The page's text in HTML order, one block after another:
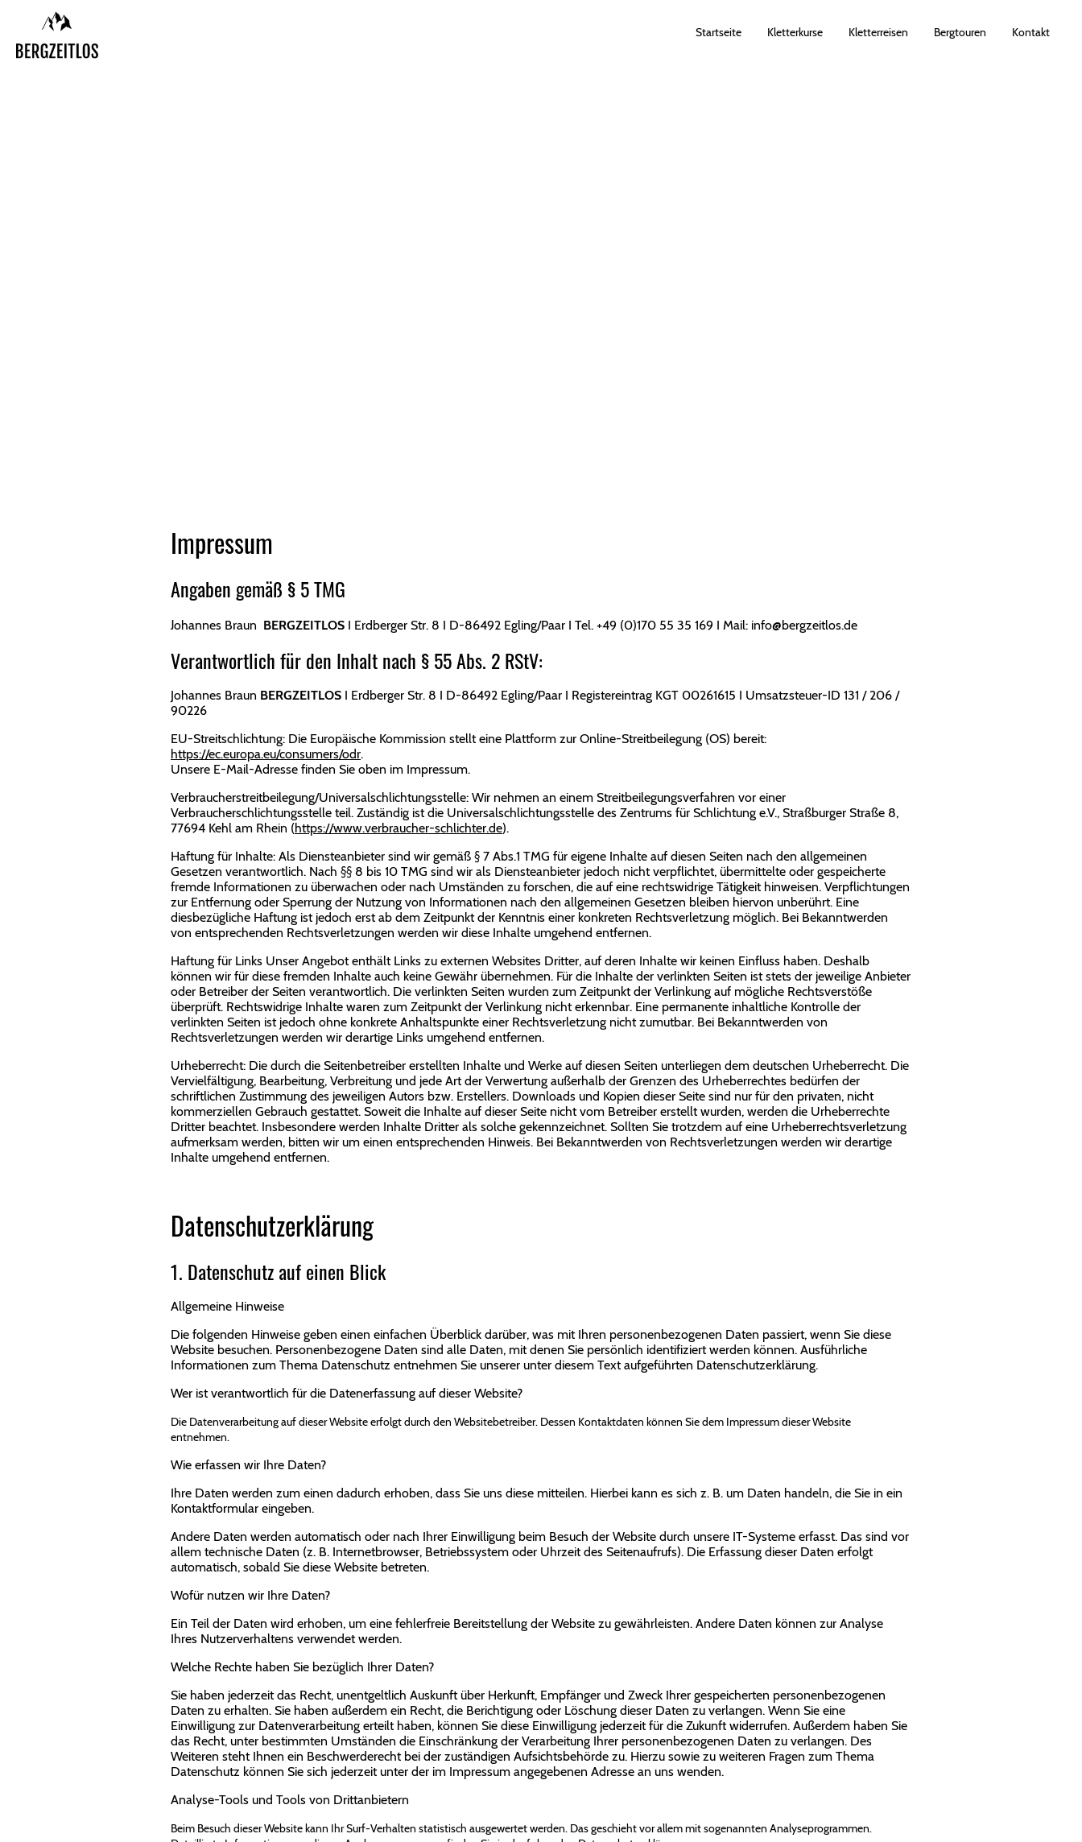
Startseite Kletterkurse Kletterreisen Bergtouren Kontakt
Impressum
Angaben gemäß § 5 TMG
Johannes Braun BERGZEITLOS I Erdberger Str. 8 I D-86492 Egling/Paar I Tel. +49 (0)170 55 35 169 I Mail: info@bergzeitlos.de
Verantwortlich für den Inhalt nach § 55 Abs. 2 RStV:
Johannes Braun BERGZEITLOS I Erdberger Str. 8 I D-86492 Egling/Paar I Registereintrag KGT 00261615 I Umsatzsteuer-ID 131 / 206 /
90226
EU-Streitschlichtung: Die Europäische Kommission stellt eine Plattform zur Online-Streitbeilegung (OS) bereit:
https://ec.europa.eu/consumers/odr.
Unsere E-Mail-Adresse finden Sie oben im Impressum.
Verbraucher­streit­beilegung/Universal­schlichtungs­stelle: Wir nehmen an einem Streitbeilegungsverfahren vor einer
Verbraucherschlichtungsstelle teil. Zuständig ist die Universalschlichtungsstelle des Zentrums für Schlichtung e.V., Straßburger Straße 8,
77694 Kehl am Rhein (https://www.verbraucher-schlichter.de).
Haftung für Inhalte: Als Diensteanbieter sind wir gemäß § 7 Abs.1 TMG für eigene Inhalte auf diesen Seiten nach den allgemeinen
Gesetzen verantwortlich. Nach §§ 8 bis 10 TMG sind wir als Diensteanbieter jedoch nicht verpflichtet, übermittelte oder gespeicherte
fremde Informationen zu überwachen oder nach Umständen zu forschen, die auf eine rechtswidrige Tätigkeit hinweisen. Verpflichtungen
zur Entfernung oder Sperrung der Nutzung von Informationen nach den allgemeinen Gesetzen bleiben hiervon unberührt. Eine
diesbezügliche Haftung ist jedoch erst ab dem Zeitpunkt der Kenntnis einer konkreten Rechtsverletzung möglich. Bei Bekanntwerden
von entsprechenden Rechtsverletzungen werden wir diese Inhalte umgehend entfernen.
Haftung für Links Unser Angebot enthält Links zu externen Websites Dritter, auf deren Inhalte wir keinen Einfluss haben. Deshalb
können wir für diese fremden Inhalte auch keine Gewähr übernehmen. Für die Inhalte der verlinkten Seiten ist stets der jeweilige Anbieter
oder Betreiber der Seiten verantwortlich. Die verlinkten Seiten wurden zum Zeitpunkt der Verlinkung auf mögliche Rechtsverstöße
überprüft. Rechtswidrige Inhalte waren zum Zeitpunkt der Verlinkung nicht erkennbar. Eine permanente inhaltliche Kontrolle der
verlinkten Seiten ist jedoch ohne konkrete Anhaltspunkte einer Rechtsverletzung nicht zumutbar. Bei Bekanntwerden von
Rechtsverletzungen werden wir derartige Links umgehend entfernen.
Urheberrecht: Die durch die Seitenbetreiber erstellten Inhalte und Werke auf diesen Seiten unterliegen dem deutschen Urheberrecht. Die
Vervielfältigung, Bearbeitung, Verbreitung und jede Art der Verwertung außerhalb der Grenzen des Urheberrechtes bedürfen der
schriftlichen Zustimmung des jeweiligen Autors bzw. Erstellers. Downloads und Kopien dieser Seite sind nur für den privaten, nicht
kommerziellen Gebrauch gestattet. Soweit die Inhalte auf dieser Seite nicht vom Betreiber erstellt wurden, werden die Urheberrechte
Dritter beachtet. Insbesondere werden Inhalte Dritter als solche gekennzeichnet. Sollten Sie trotzdem auf eine Urheberrechtsverletzung
aufmerksam werden, bitten wir um einen entsprechenden Hinweis. Bei Bekanntwerden von Rechtsverletzungen werden wir derartige
Inhalte umgehend entfernen.
Datenschutzerklärung
1. Datenschutz auf einen Blick
Allgemeine Hinweise
Die folgenden Hinweise geben einen einfachen Überblick darüber, was mit Ihren personenbezogenen Daten passiert, wenn Sie diese
Website besuchen. Personenbezogene Daten sind alle Daten, mit denen Sie persönlich identifiziert werden können. Ausführliche
Informationen zum Thema Datenschutz entnehmen Sie unserer unter diesem Text aufgeführten Datenschutzerklärung.
Wer ist verantwortlich für die Datenerfassung auf dieser Website?
Die Datenverarbeitung auf dieser Website erfolgt durch den Websitebetreiber. Dessen Kontaktdaten können Sie dem Impressum dieser Website
entnehmen.
Wie erfassen wir Ihre Daten?
Ihre Daten werden zum einen dadurch erhoben, dass Sie uns diese mitteilen. Hierbei kann es sich z. B. um Daten handeln, die Sie in ein
Kontaktformular eingeben.
Andere Daten werden automatisch oder nach Ihrer Einwilligung beim Besuch der Website durch unsere IT-Systeme erfasst. Das sind vor
allem technische Daten (z. B. Internetbrowser, Betriebssystem oder Uhrzeit des Seitenaufrufs). Die Erfassung dieser Daten erfolgt
automatisch, sobald Sie diese Website betreten.
Wofür nutzen wir Ihre Daten?
Ein Teil der Daten wird erhoben, um eine fehlerfreie Bereitstellung der Website zu gewährleisten. Andere Daten können zur Analyse
Ihres Nutzerverhaltens verwendet werden.
Welche Rechte haben Sie bezüglich Ihrer Daten?
Sie haben jederzeit das Recht, unentgeltlich Auskunft über Herkunft, Empfänger und Zweck Ihrer gespeicherten personenbezogenen
Daten zu erhalten. Sie haben außerdem ein Recht, die Berichtigung oder Löschung dieser Daten zu verlangen. Wenn Sie eine
Einwilligung zur Datenverarbeitung erteilt haben, können Sie diese Einwilligung jederzeit für die Zukunft widerrufen. Außerdem haben Sie
das Recht, unter bestimmten Umständen die Einschränkung der Verarbeitung Ihrer personenbezogenen Daten zu verlangen. Des
Weiteren steht Ihnen ein Beschwerderecht bei der zuständigen Aufsichtsbehörde zu. Hierzu sowie zu weiteren Fragen zum Thema
Datenschutz können Sie sich jederzeit unter der im Impressum angegebenen Adresse an uns wenden.
Analyse-Tools und Tools von Dritt­anbietern
Beim Besuch dieser Website kann Ihr Surf-Verhalten statistisch ausgewertet werden. Das geschieht vor allem mit sogenannten Analyseprogrammen.